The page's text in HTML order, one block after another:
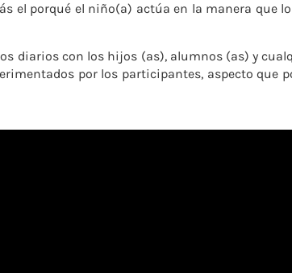
el porqué el niño(a) actúa en la manera que
diarios con los hijos (as), alumnos (as) y
por los participantes, aspecto que